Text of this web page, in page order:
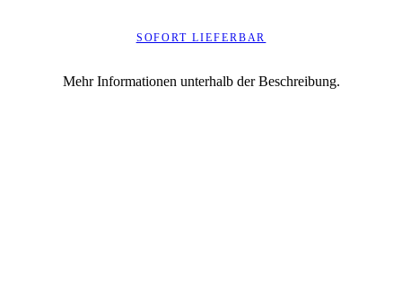
SOFORT LIEFERBAR
Mehr Informationen unterhalb der Beschreibung.